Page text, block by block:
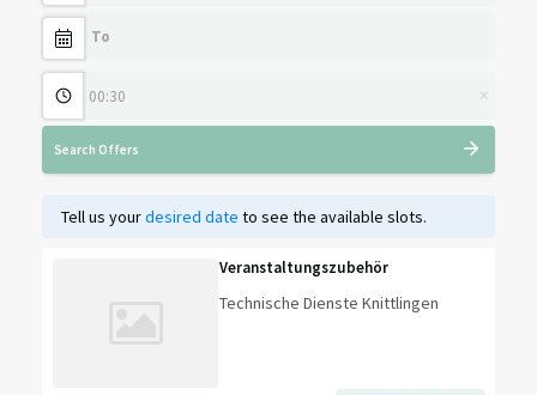
×
Search Offers
Tell us yourdesired date to see the available slots.
Veranstaltungszubehör
Technische Dienste Knittlingen